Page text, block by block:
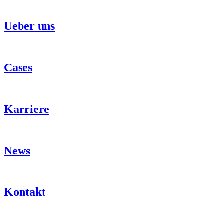
Ueber uns
Cases
Karriere
News
Kontakt